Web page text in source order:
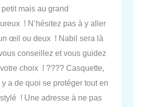
petit mais au grand
! N’hésitez pas à y aller
œil ou deux ! Nabil sera là
conseillez et vous guidez
choix ! ???? Casquette,
y a de quoi se protéger tout en
! Une adresse à ne pas